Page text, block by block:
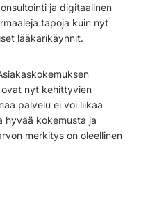
ja digitaalinen
tapoja kuin nyt
lääkärikäynnit.
ovat nyt kehittyvien
palvelu ei voi liikaa
hyvää kokemusta ja
merkitys on oleellinen